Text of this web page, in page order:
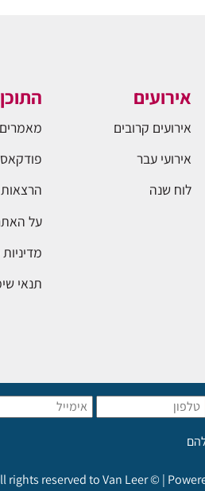
אירועים
אירועים קרובים
אירועי עבר
לוח שנה
מאמרים
על
תנאי
rights reserved to Van Leer © |